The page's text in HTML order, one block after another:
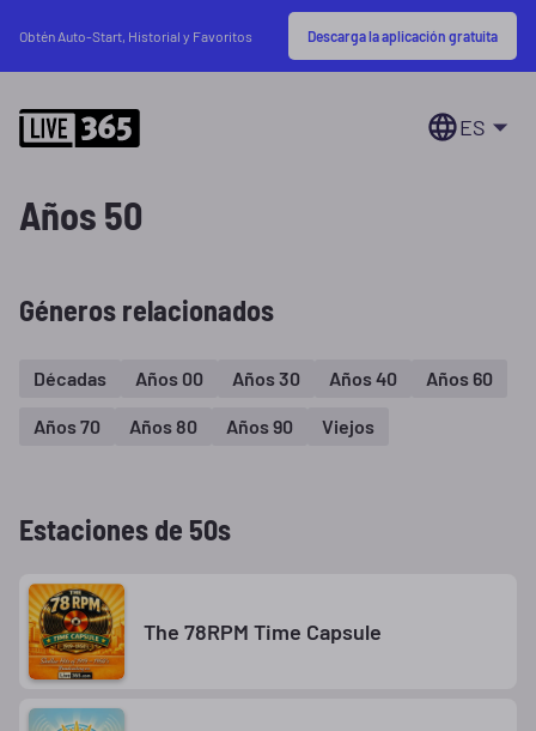
Obtén Auto-Start, Historial y Favoritos Descarga la aplicación gratuita
ES
Años 50
Géneros relacionados
Décadas Años 00 Años 30 Años 40 Años 60
Años 70 Años 80 Años 90 Viejos
Estaciones de 50s
The 78RPM Time Capsule